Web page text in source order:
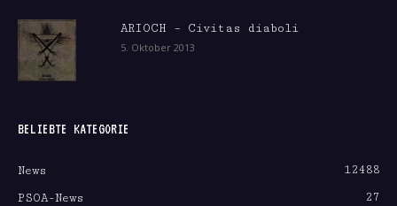
ARIOCH – Civitas diaboli
5. Oktober 2013
BELIEBTE KATEGORIE
News
12488
PSOA-News
27